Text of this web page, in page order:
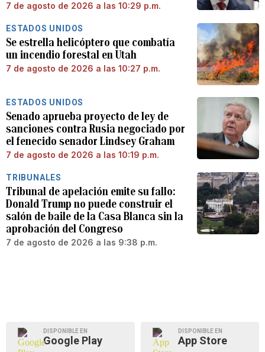
7 de agosto de 2026 a las 10:29 p.m.
ESTADOS UNIDOS
Se estrella helicóptero que combatía
un incendio forestal en Utah
7 de agosto de 2026 a las 10:27 p.m.
ESTADOS UNIDOS
Senado aprueba proyecto de ley de
sanciones contra Rusia negociado por
el fenecido senador Lindsey Graham
7 de agosto de 2026 a las 10:19 p.m.
TRIBUNALES
Tribunal de apelación emite su fallo:
Donald Trump no puede construir el
salón de baile de la Casa Blanca sin la
aprobación del Congreso
7 de agosto de 2026 a las 9:38 p.m.
DISPONIBLE EN
Google Play
DISPONIBLE EN
App Store